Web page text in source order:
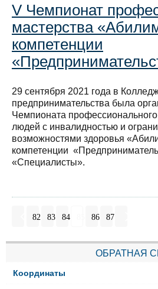
V Чемпионат
мастерства
компетенции
29 сентября 2021 года в
предпринимательства была
Чемпионата
людей с инвалидностью и
возможностями здоровья
компетенции
«Специалисты».
82 83 84 86 87
ОБРАТНАЯ
Координаты